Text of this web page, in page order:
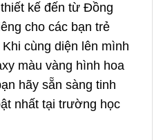
kế đến từ Đồng
cho các bạn trẻ
cùng diện lên mình
màu vàng hình hoa
hãy sẵn sàng tinh
nhất tại trường học